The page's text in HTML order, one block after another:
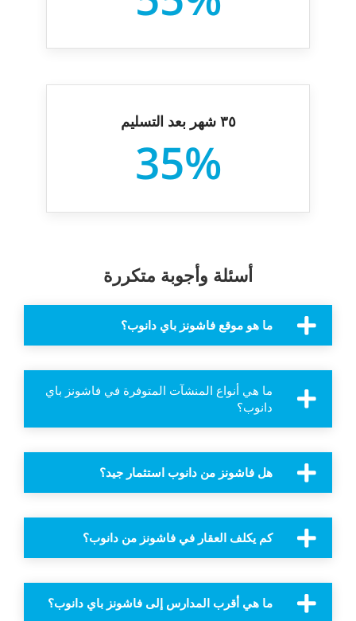
۳٥ شهر بعد التسليم
35%
أسئلة وأجوبة متكررة
ما هو موقع فاشونز باي دانوب؟
ما هي أنواع المنشآت المتوفرة في فاشونز باي
دانوب؟
هل فاشونز من دانوب استثمار جيد؟
كم يكلف العقار في فاشونز من دانوب؟
ما هي أقرب المدارس إلى فاشونز باي دانوب؟